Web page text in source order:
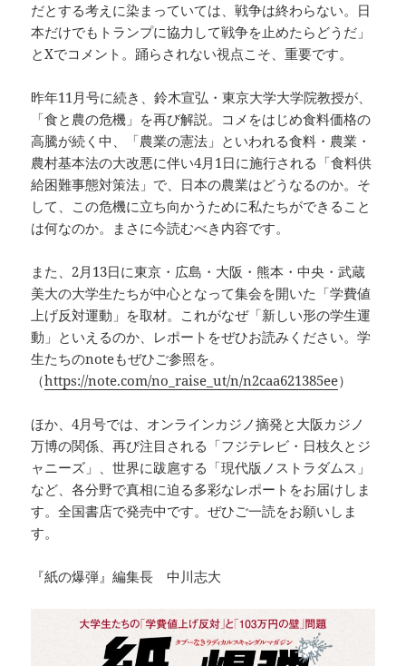
だとする考えに染まっていては、戦争は終わらない。日
本だけでもトランプに協力して戦争を止めたらどうだ」
とXでコメント。踊らされない視点こそ、重要です。
昨年11月号に続き、鈴木宣弘・東京大学大学院教授が、
「食と農の危機」を再び解説。コメをはじめ食料価格の
高騰が続く中、「農業の憲法」といわれる食料・農業・
農村基本法の大改悪に伴い4月1日に施行される「食料供
給困難事態対策法」で、日本の農業はどうなるのか。そ
して、この危機に立ち向かうために私たちができること
は何なのか。まさに今読むべき内容です。
また、2月13日に東京・広島・大阪・熊本・中央・武蔵
美大の大学生たちが中心となって集会を開いた「学費値
上げ反対運動」を取材。これがなぜ「新しい形の学生運
動」といえるのか、レポートをぜひお読みください。学
生たちのnoteもぜひご参照を。
（https://note.com/no_raise_ut/n/n2caa621385ee）
ほか、4月号では、オンラインカジノ摘発と大阪カジノ
万博の関係、再び注目される「フジテレビ・日枝久とジ
ャニーズ」、世界に跋扈する「現代版ノストラダムス」
など、各分野で真相に迫る多彩なレポートをお届けしま
す。全国書店で発売中です。ぜひご一読をお願いしま
す。
『紙の爆弾』編集長 中川志大